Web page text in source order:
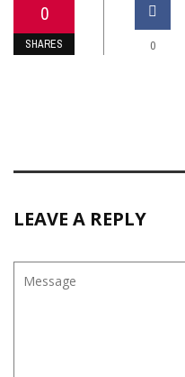
0
SHARES 0
LEAVE A REPLY